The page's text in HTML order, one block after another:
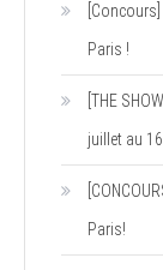
Paris !
[THE
juillet au
Paris!